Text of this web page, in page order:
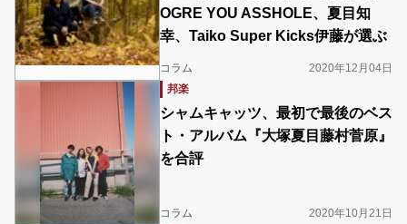
OGRE YOU ASSHOLE、夏目知
幸、Taiko Super Kicks伊藤が選ぶ
コラム
2020年12月04日
邦楽
シャムキャッツ、最初で最後のベス
ト・アルバム『大塚夏目藤村菅原』
を合評
コラム
2020年10月21日